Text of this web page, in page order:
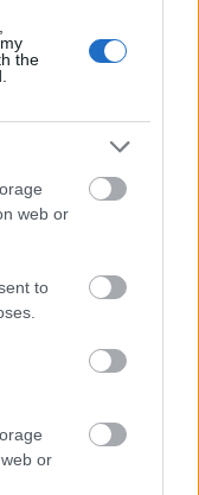
the
web or
to
or